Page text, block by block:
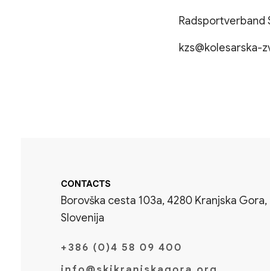
Radsportverband
kzs@kolesarska-
CONTACTS
Borovška cesta 103a, 4280 Kranjska Gora,
Slovenija
+386 (0)4 58 09 400